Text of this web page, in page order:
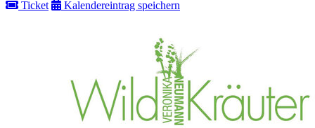
Ticket
Kalendereintrag speichern